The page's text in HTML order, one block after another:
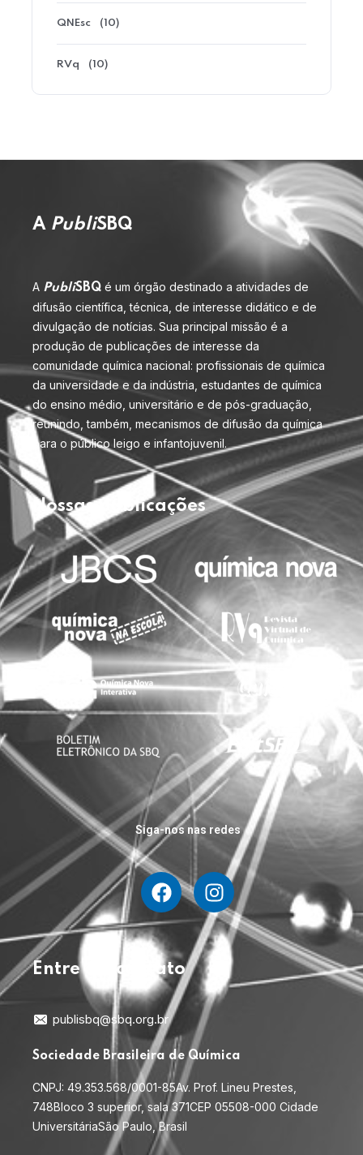
QNEsc (10)
RVq (10)
A PubliSBQ
A PubliSBQ é um órgão destinado a atividades de
difusão científica, técnica, de interesse didático e de
divulgação de notícias. Sua principal missão é a
produção de publicações de interesse da
comunidade química nacional: profissionais de química
da universidade e da indústria, estudantes de química
do ensino médio, universitário e de pós-graduação,
reunindo, também, mecanismos de difusão da química
para o público leigo e infantojuvenil.
Nossas publicações
Siga-nos nas redes
Entre em contato
publisbq@sbq.org.br
Sociedade Brasileira de Química
CNPJ: 49.353.568/0001-85Av. Prof. Lineu Prestes,
748Bloco 3 superior, sala 371CEP 05508-000 Cidade
UniversitáriaSão Paulo, Brasil